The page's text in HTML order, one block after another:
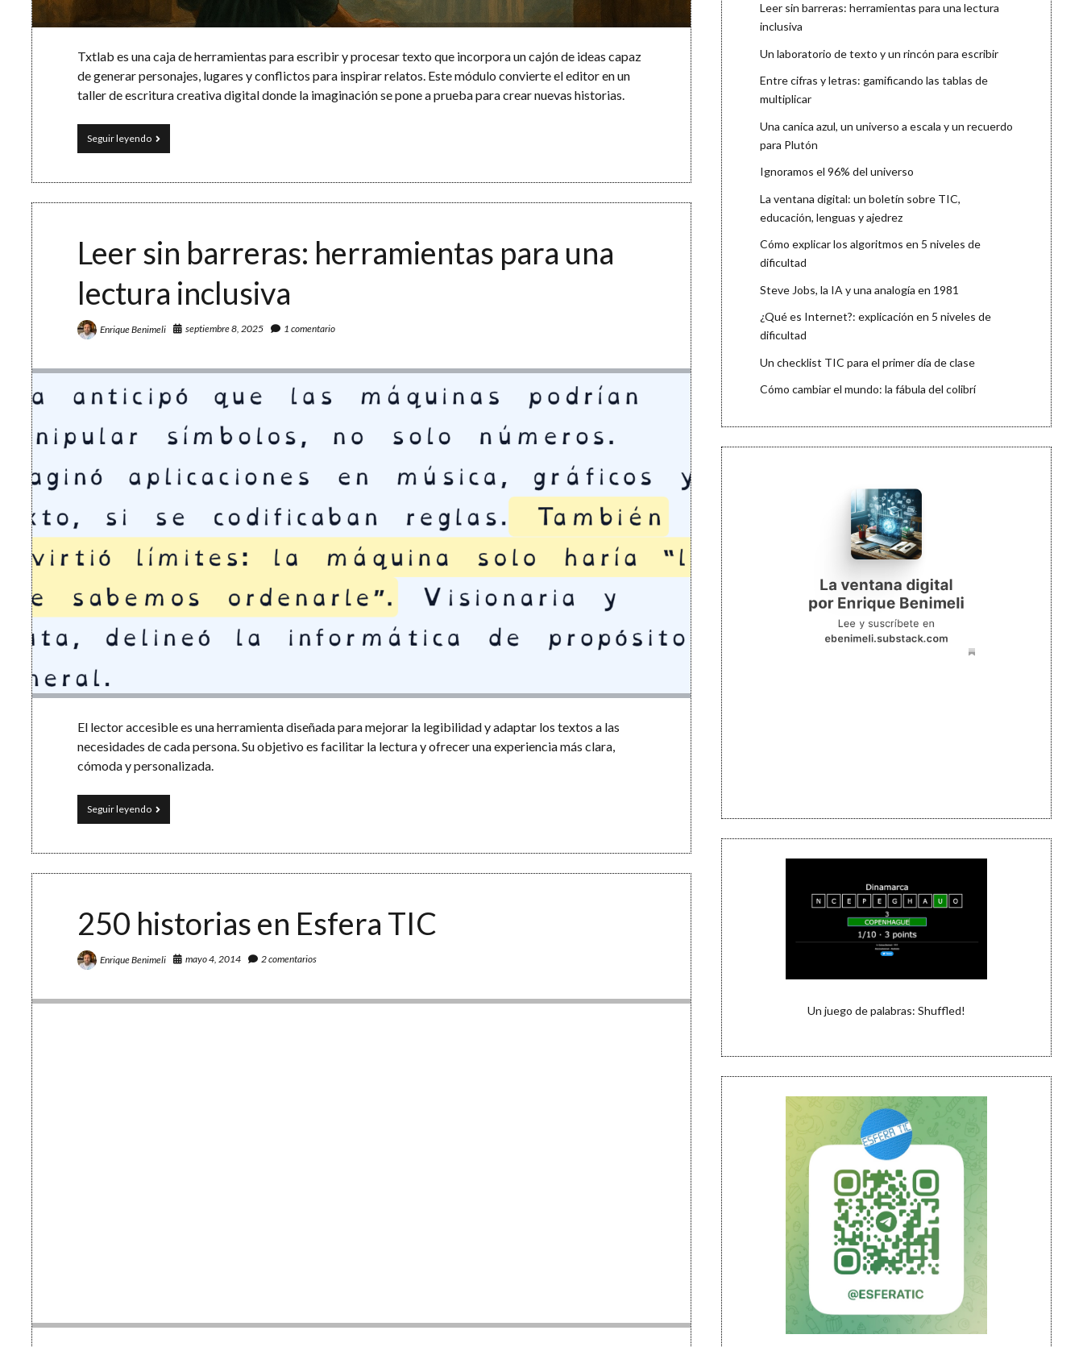
Txtlab es una caja de herramientas para escribir y procesar texto que incorpora un cajón de ideas capaz
de generar personajes, lugares y conflictos para inspirar relatos. Este módulo convierte el editor en un
taller de escritura creativa digital donde la imaginación se pone a prueba para crear nuevas historias.
Seguir leyendoTaller
de
creativa
de
ideas
y
IA
Leer sin barreras: herramientas para una
lectura inclusiva
Enrique Benimeli septiembre 8, 2025 1 comentario
El lector accesible es una herramienta diseñada para mejorar la legibilidad y adaptar los textos a las
necesidades de cada persona. Su objetivo es facilitar la lectura y ofrecer una experiencia más clara,
cómoda y personalizada.
Seguir leyendoLeer
sin
herramientas
inclusiva
250 historias en Esfera TIC
Enrique Benimeli mayo 4, 2014 2 comentarios
Leer sin barreras: herramientas para una lectura
inclusiva
Un laboratorio de texto y un rincón para escribir
Entre cifras y letras: gamificando las tablas de
multiplicar
Una canica azul, un universo a escala y un recuerdo
para Plutón
Ignoramos el 96% del universo
La ventana digital: un boletín sobre TIC,
educación, lenguas y ajedrez
Cómo explicar los algoritmos en 5 niveles de
dificultad
Steve Jobs, la IA y una analogía en 1981
¿Qué es Internet?: explicación en 5 niveles de
dificultad
Un checklist TIC para el primer día de clase
Cómo cambiar el mundo: la fábula del colibrí
Un juego de palabras: Shuffled!